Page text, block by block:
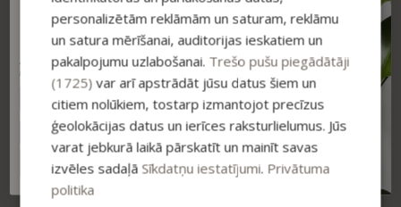
izmēģinājusi! 🙂 Bio2You noteikti ir
mana Nr.1 izvēle!
Kristīne – Facebook
personalizētām reklāmām un saturam, reklāmu
un satura mērīšanai, auditorijas ieskatiem un
pakalpojumu uzlabošanai. Trešo pušu piegādātāji
(1725) var arī apstrādāt jūsu datus šiem un
citiem nolūkiem, tostarp izmantojot precīzus
ģeolokācijas datus un ierīces raksturlielumus. Jūs
varat jebkurā laikā pārskatīt un mainīt savas
izvēles sadaļā Sīkdatņu iestatījumi. Privātuma
politika
Pieraksties jaunumiem un saņem īpašu
atlaidi savam pirmajam pasūtījumam.
Atlaide summējas ar esošajiem piedāvājumiem
pirkumiem virs 25 €
ABONĒT